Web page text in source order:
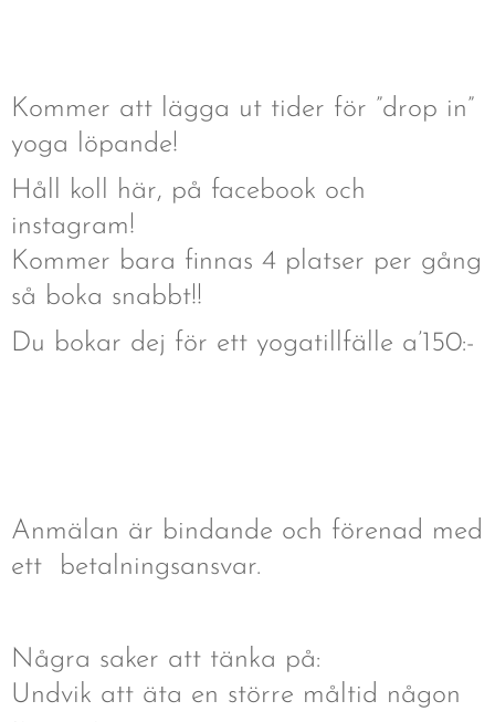
Kommer att lägga ut tider för ”drop in”
yoga löpande!
Håll koll här, på facebook och
instagram!
Kommer bara finnas 4 platser per gång
så boka snabbt!!
Du bokar dej för ett yogatillfälle a’150:-
Anmälan är bindande och förenad med
ett betalningsansvar.
Några saker att tänka på:
Undvik att äta en större måltid någon